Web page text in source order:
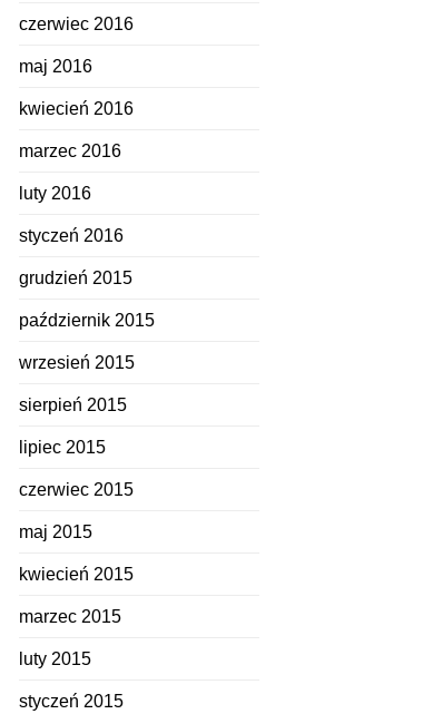
czerwiec 2016
maj 2016
kwiecień 2016
marzec 2016
luty 2016
styczeń 2016
grudzień 2015
październik 2015
wrzesień 2015
sierpień 2015
lipiec 2015
czerwiec 2015
maj 2015
kwiecień 2015
marzec 2015
luty 2015
styczeń 2015